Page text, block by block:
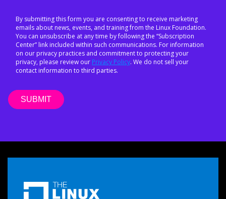
By submitting this form you are consenting to receive marketing
emails about news, events, and training from the Linux Foundation.
You can unsubscribe at any time by following the “Subscription
Center” link included within such communications. For information
on our privacy practices and commitment to protecting your
privacy, please review our Privacy Policy. We do not sell your
contact information to third parties.